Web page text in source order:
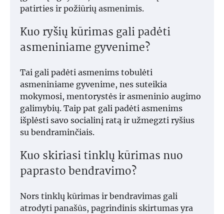
patirties ir požiūrių asmenimis.
Kuo ryšių kūrimas gali padėti
asmeniniame gyvenime?
Tai gali padėti asmenims tobulėti
asmeniniame gyvenime, nes suteikia
mokymosi, mentorystės ir asmeninio augimo
galimybių. Taip pat gali padėti asmenims
išplėsti savo socialinį ratą ir užmegzti ryšius
su bendraminčiais.
Kuo skiriasi tinklų kūrimas nuo
paprasto bendravimo?
Nors tinklų kūrimas ir bendravimas gali
atrodyti panašūs, pagrindinis skirtumas yra